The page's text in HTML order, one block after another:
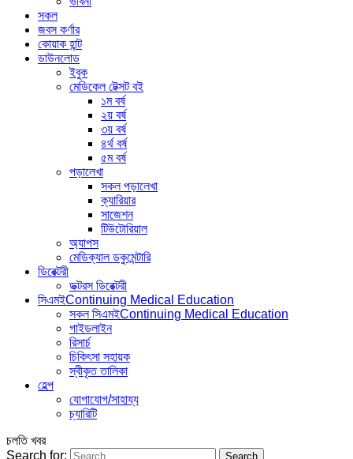
সকল
জবস কর্ণার
কোয়াক হান্ট
ডাউনলোড
ইবুক
মেডিকেল টেক্সট বই
১ম বর্ষ
২য় বর্ষ
৩য় বর্ষ
৪র্থ বর্ষ
৫ম বর্ষ
পড়ালেখা
সকল পড়ালেখা
ক্যারিয়ার
সাজেশন
টিউটোরিয়াল
অ্যাপস
মেডিক্যাল ডকুমেন্টারি
ডিরেক্টরী
ডক্টরস ডিরেক্টরী
সিএমইContinuing Medical Education
সকল সিএমইContinuing Medical Education
গাইডলাইন
রিসার্চ
চিকিৎসা সহায়ক
স্বীকৃত তালিকা
হেল্প
যোগাযোগ/সাহায্য
চ্যারিটি
চলতি খবর
Search for: